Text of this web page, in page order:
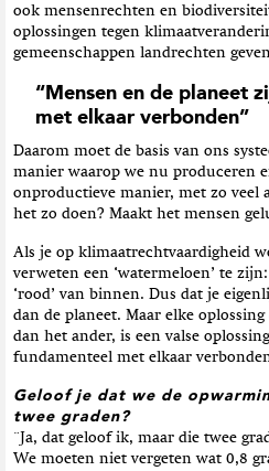
ook mensenrechten en
oplossingen tegen
gemeenschappen landrechten
“Mensen en de planeet
met elkaar verbonden”
Daarom moet de basis van ons
manier waarop we nu produceren
onproductieve manier, met zo veel
het zo doen? Maakt het mensen
Als je op klimaatrechtvaardigheid
verweten een ‘watermeloen’ te
‘rood’ van binnen. Dus dat je
dan de planeet. Maar elke
dan het ander, is een valse
fundamenteel met elkaar
Geloof je dat we de
twee graden?
¨Ja, dat geloof ik, maar die twee
We moeten niet vergeten wat 0,8